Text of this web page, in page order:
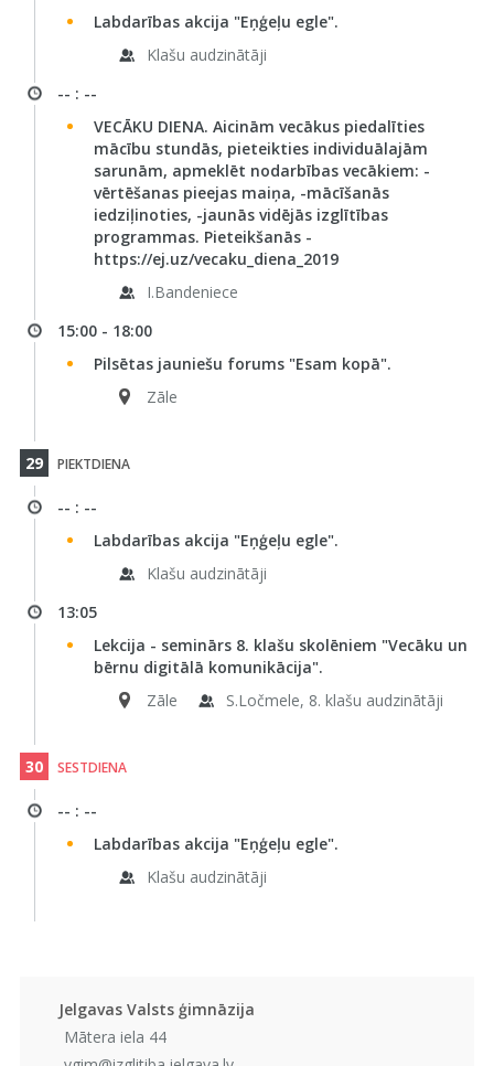
Labdarības akcija "Eņģeļu egle".
Klašu audzinātāji
-- : --
VECĀKU DIENA. Aicinām vecākus piedalīties
mācību stundās, pieteikties individuālajām
sarunām, apmeklēt nodarbības vecākiem: -
vērtēšanas pieejas maiņa, -mācīšanās
iedziļinoties, -jaunās vidējās izglītības
programmas. Pieteikšanās -
https://ej.uz/vecaku_diena_2019
I.Bandeniece
15:00 - 18:00
Pilsētas jauniešu forums "Esam kopā".
Zāle
29 PIEKTDIENA
-- : --
Labdarības akcija "Eņģeļu egle".
Klašu audzinātāji
13:05
Lekcija - seminārs 8. klašu skolēniem "Vecāku un
bērnu digitālā komunikācija".
Zāle
S.Ločmele, 8. klašu audzinātāji
30 SESTDIENA
-- : --
Labdarības akcija "Eņģeļu egle".
Klašu audzinātāji
Jelgavas Valsts ģimnāzija
Mātera iela 44